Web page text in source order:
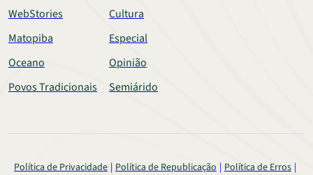
WebStories
Cultura
Matopiba
Especial
Oceano
Opinião
Povos Tradicionais
Semiárido
Política de Privacidade Política de Republicação Política de Erros